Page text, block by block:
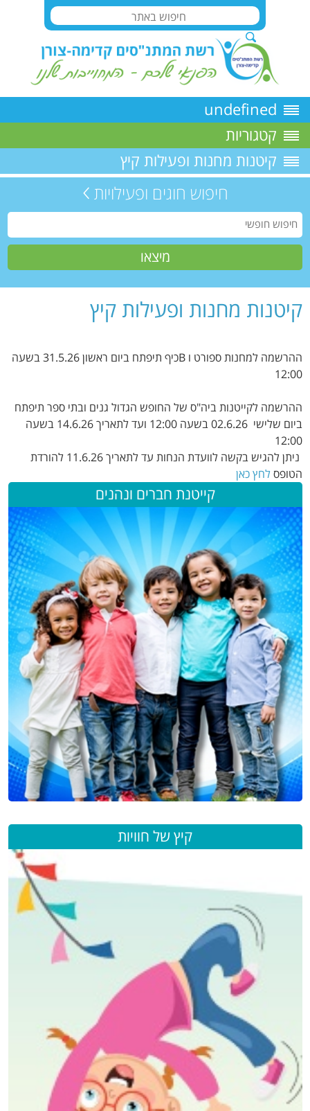
undefined
קטגוריות
קיטנות מחנות ופעילות קיץ
חיפוש חוגים ופעילויות
קיטנות מחנות ופעילות קיץ
ההרשמה למחנות ספורט ו Bכיף תיפתח ביום ראשון 31.5.26 בשעה
12:00
ההרשמה לקייטנות ביה"ס של החופש הגדול גנים ובתי ספר תיפתח
ביום שלישי 02.6.26 בשעה 12:00 ועד לתאריך 14.6.26 בשעה
12:00
ניתן להגיש בקשה לוועדת הנחות עד לתאריך 11.6.26 להורדת
הטופסלחץ כאן
קייטנת חברים ונהנים
קיץ של חוויות